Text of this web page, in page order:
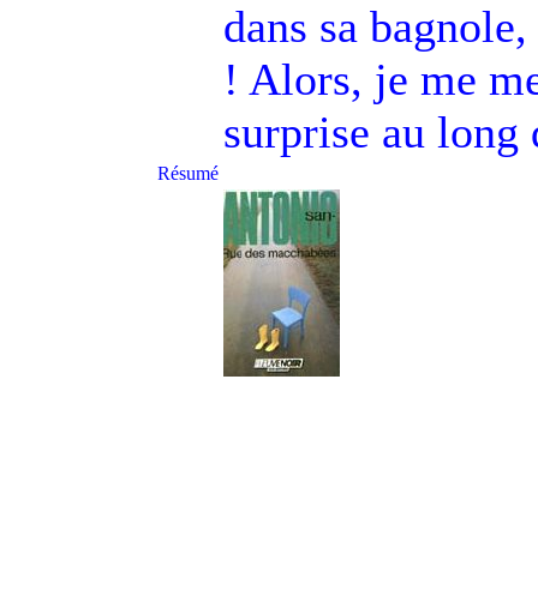
dans sa
! Alors, je me
surprise au long
Résumé